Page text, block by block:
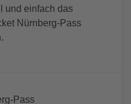
und einfach das
Nürnberg-Pass
Pass